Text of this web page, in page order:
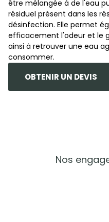
être mélangée à de l'eau
résiduel présent dans les
désinfection. Elle permet
efficacement l'odeur et le
ainsi à retrouver une eau
consommer.
OBTENIR UN DEVIS
Nos